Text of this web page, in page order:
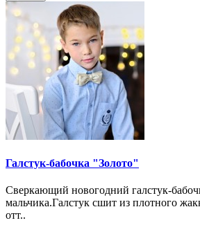
Галстук-бабочка "Золото"
Сверкающий новогодний галстук-
мальчика.Галстук сшит из плотного
отт..